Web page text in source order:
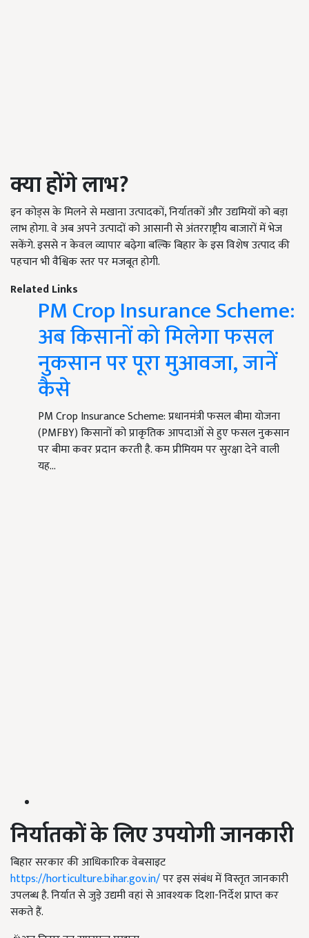
क्या होंगे लाभ?
इन कोड्स के मिलने से मखाना उत्पादकों, निर्यातकों और उद्यमियों को बड़ा
लाभ होगा. वे अब अपने उत्पादों को आसानी से अंतरराष्ट्रीय बाजारों में भेज
सकेंगे. इससे न केवल व्यापार बढ़ेगा बल्कि बिहार के इस विशेष उत्पाद की
पहचान भी वैश्विक स्तर पर मजबूत होगी.
Related Links
PM Crop Insurance Scheme:
अब किसानों को मिलेगा फसल
नुकसान पर पूरा मुआवजा, जानें
कैसे
PM Crop Insurance Scheme: प्रधानमंत्री फसल बीमा योजना
(PMFBY) किसानों को प्राकृतिक आपदाओं से हुए फसल नुकसान
पर बीमा कवर प्रदान करती है. कम प्रीमियम पर सुरक्षा देने वाली
यह…
निर्यातकों के लिए उपयोगी जानकारी
बिहार सरकार की आधिकारिक वेबसाइट
https://horticulture.bihar.gov.in/पर इस संबंध में विस्तृत जानकारी
उपलब्ध है. निर्यात से जुड़े उद्यमी वहां से आवश्यक दिशा-निर्देश प्राप्त कर
सकते हैं.